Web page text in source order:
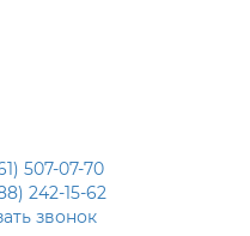
507-07-70
242-15-62
звонок